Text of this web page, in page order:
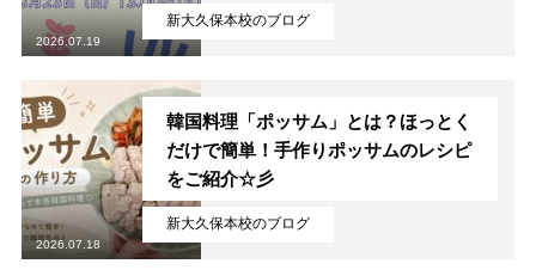
新大久保本校のブログ
2026.07.19
新大久保本校のブログ
韓国料理「ポッサム」とは？ほっとく
だけで簡単！手作りポッサムのレシピ
をご紹介☆彡
2026.07.18